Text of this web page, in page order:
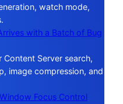
watch mode,
with a Batch of Bug
Server search,
image compression, and
Focus Control